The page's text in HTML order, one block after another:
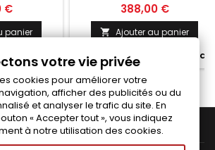
€
panier
Prix
388,00 €
 Ajouter au panier
Fabriqué a la commande
votre vie privée
cookies pour améliorer votre
afficher des publicités ou du
et analyser le trafic du site. En
« Accepter tout », vous indiquez
à notre utilisation des cookies.